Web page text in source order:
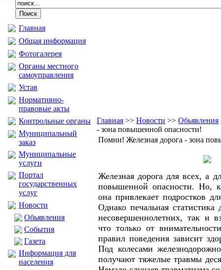
Главная
Общая информация
Фотогалерея
Органы местного
самоуправления
Устав
Нормативно-
правовые акты
Контрольные органы
Муниципальный
заказ
Муниципальные
услуги
Портал
государственных
услуг
Новости
Обьявления
События
Газета
Информация для
населения
Главная >> Новости >> Обьявления
- зона повышенной опасности!
Помни! Железная дорога - зона
Железная дорога для всех, а
повышенной опасности. Но,
она привлекает подростков
Однако печальная
несовершеннолетних, так и
что только от
правил поведения зависит
Под колесами
получают тяжелые травмы